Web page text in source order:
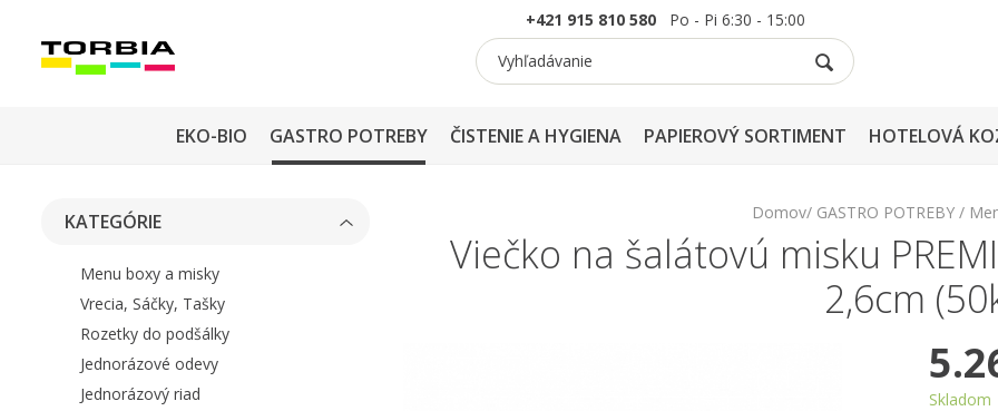
+421 915 810 580Po - Pi 6:30 - 15:00
EKO-BIO GASTRO POTREBY ČISTENIE A HYGIENA PAPIEROVÝ SORTIMENT HOTELOVÁ
KATEGÓRIE
Menu boxy a misky
Vrecia, Sáčky, Tašky
Rozetky do podšálky
Jednorázové odevy
Jednorázový riad
Domov GASTRO POTREBY
Viečko na šalátovú misku
2,6cm
Skladom